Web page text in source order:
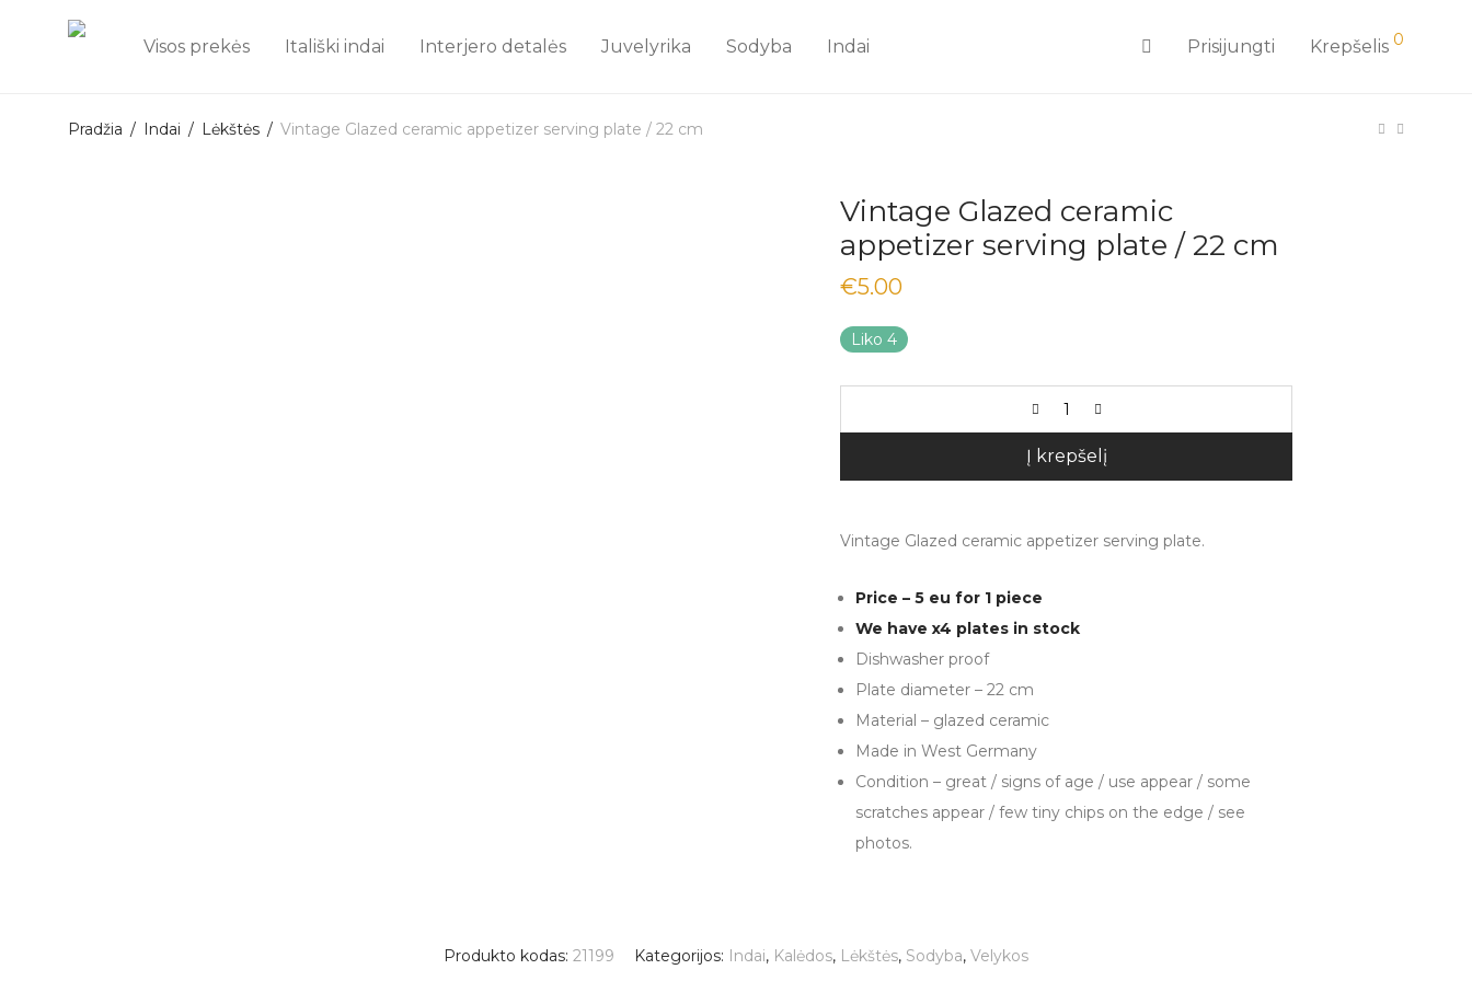
Visos prekės Itališki indai Interjero detalės Juvelyrika Sodyba Indai Prisijungti Krepšelis 0
Pradžia / Indai / Lėkštės / Vintage Glazed ceramic appetizer serving plate / 22 cm
Vintage Glazed ceramic
appetizer serving plate / 22 cm
€5.00
Liko 4
Į krepšelį
Vintage Glazed ceramic appetizer serving plate.
Price – 5 eu for 1 piece
We have x4 plates in stock
Dishwasher proof
Plate diameter – 22 cm
Material – glazed ceramic
Made in West Germany
Condition – great / signs of age / use appear / some
scratches appear / few tiny chips on the edge / see
photos.
Produkto kodas: 21199 Kategorijos: Indai, Kalėdos, Lėkštės, Sodyba, Velykos